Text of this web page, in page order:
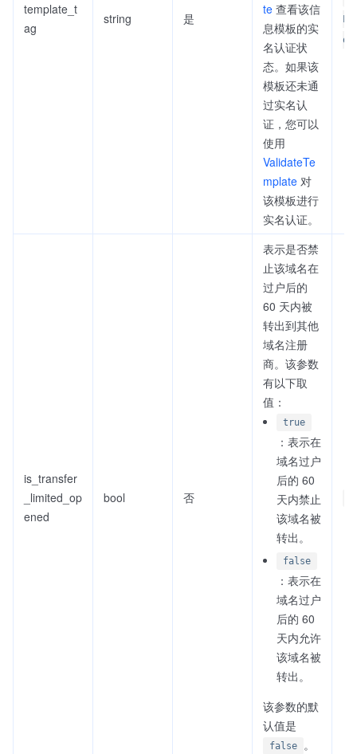
template_t
ag
string 是
te 查看该信
息模板的实
名认证状
态。如果该
模板还未通
过实名认
证，您可以
使用
ValidateTe
mplate 对
该模板进行
实名认证。
is_transfer
_limited_op
ened
bool 否
表示是否禁
止该域名在
过户后的
60 天内被
转出到其他
域名注册
商。该参数
有以下取
值：
true
：表示在
域名过户
后的 60
天内禁止
该域名被
转出。
false
：表示在
域名过户
后的 60
天内允许
该域名被
转出。
该参数的默
认值是
false 。